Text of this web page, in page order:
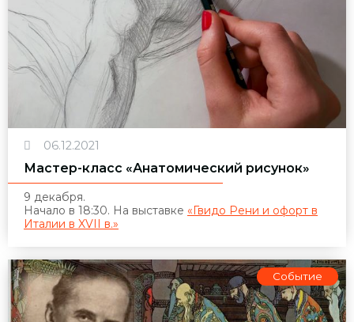
06.12.2021
Мастер-класс «Анатомический рисунок»
9 декабря.
Начало в 18:30. На выставке «Гвидо Рени и офорт в
Италии в XVII в.»
Событие